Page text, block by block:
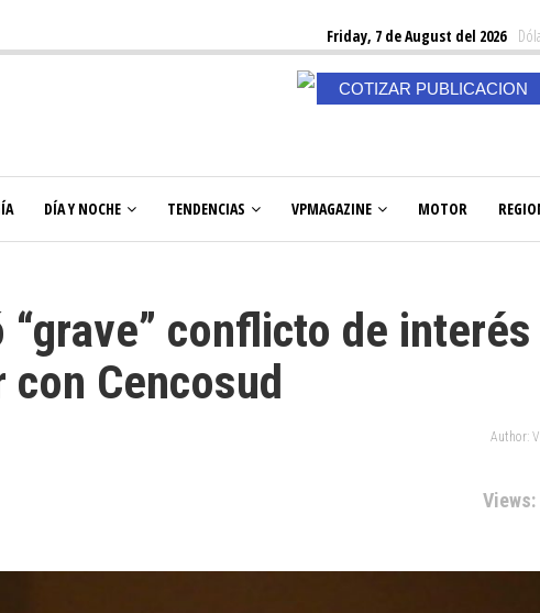
Friday, 7 de August del 2026
COTIZAR PUBLICACION
DÍA Y NOCHE TENDENCIAS VPMAGAZINE MOTOR
“grave” conflicto de interés
Cencosud
Author:
Views: